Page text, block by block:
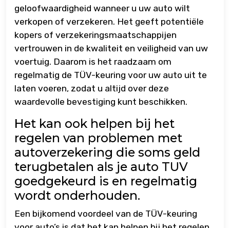
geloofwaardigheid wanneer u uw auto wilt
verkopen of verzekeren. Het geeft potentiële
kopers of verzekeringsmaatschappijen
vertrouwen in de kwaliteit en veiligheid van uw
voertuig. Daarom is het raadzaam om
regelmatig de TÜV-keuring voor uw auto uit te
laten voeren, zodat u altijd over deze
waardevolle bevestiging kunt beschikken.
Het kan ook helpen bij het
regelen van problemen met
autoverzekering die soms geld
terugbetalen als je auto TUV
goedgekeurd is en regelmatig
wordt onderhouden.
Een bijkomend voordeel van de TÜV-keuring